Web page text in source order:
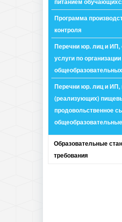
Программа
контроля
Перечни юр. лиц и
услуги по
Перечни юр. лиц и
(реализующих)
продовольственное
Образовательные
требования